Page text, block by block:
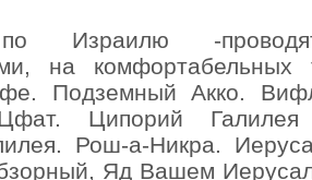
Израилю -
на комфортабельных
Подземный Акко.
Ципорий Галилея
Рош-а-Никра.
Яд Вашем